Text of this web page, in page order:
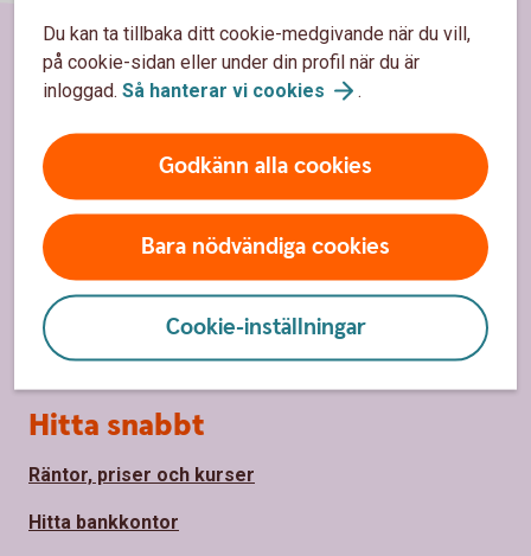
Du kan ta tillbaka ditt cookie-medgivande när du vill,
på cookie-sidan eller under din profil när du är
inloggad. Så hanterar vi cookies .
Godkänn alla cookies
Bara nödvändiga cookies
Cookie-inställningar
Sidfot
Räkna
Ränta på ränta-kalkylator
Räkna på månadssparande
Bolånekalkyl
Räkna på billån
Räkna ut pension
Hitta snabbt
Räntor, priser och kurser
Hitta bankkontor